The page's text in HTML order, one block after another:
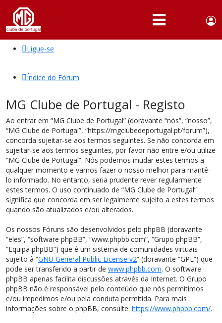
Portuguese,
English
QUEM
SÓCIOS
ATIVIDADES
NOTÍCIAS
FÓRUM
MARCA
MG
Ligue-se
Índice do Fórum
MG Clube de Portugal - Registo
Ao entrar em “MG Clube de Portugal” (doravante “nós”, “nosso”,
“MG Clube de Portugal”, “https://mgclubedeportugal.pt/forum”),
concorda sujeitar-se aos termos seguintes. Se não concorda em
sujeitar-se aos termos seguintes, por favor não entre e/ou utilize
“MG Clube de Portugal”. Nós podemos mudar estes termos a
qualquer momento e vamos fazer o nosso melhor para mantê-
lo informado. No entanto, seria prudente rever regularmente
estes termos. O uso continuado de “MG Clube de Portugal”
significa que concorda em ser legalmente sujeito a estes termos
quando são atualizados e/ou alterados.
Os nossos Fóruns são desenvolvidos pelo phpBB (doravante
“eles”, “software phpBB”, “www.phpbb.com”, “Grupo phpBB”,
“Equipa phpBB”) que é um sistema de comunidades virtuais
sujeito à “GNU General Public License v2” (doravante “GPL”) que
pode ser transferido a partir de www.phpbb.com. O software
phpBB apenas facilita discussões através da Internet. O Grupo
phpBB não é responsável pelo conteúdo que nós permitimos
e/ou impedimos e/ou pela conduta permitida. Para mais
informações sobre o phpBB, consulte: https://www.phpbb.com/.